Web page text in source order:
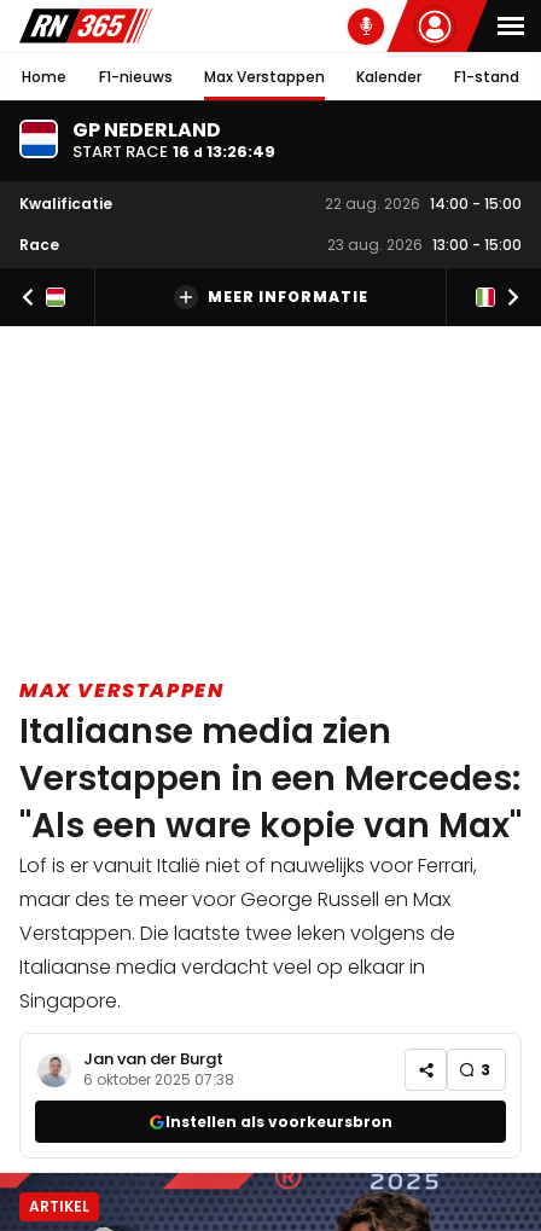
Home F1-nieuws Max Verstappen Kalender F1-stand
GP NEDERLAND
START RACE 16 d 13:26:48
Kwalificatie 22 aug. 2026 14:00 - 15:00
Race
23 aug. 2026 13:00 - 15:00
MEER INFORMATIE
MAX VERSTAPPEN
Italiaanse media zien
Verstappen in een Mercedes:
"Als een ware kopie van Max"
Lof is er vanuit Italië niet of nauwelijks voor Ferrari,
maar des te meer voor George Russell en Max
Verstappen. Die laatste twee leken volgens de
Italiaanse media verdacht veel op elkaar in
Singapore.
Jan van der Burgt
6 oktober 2025 07:38 3
Instellen als voorkeursbron
ARTIKEL